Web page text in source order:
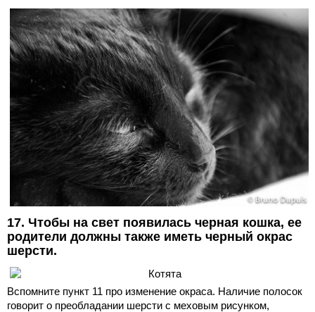
17. Чтобы на свет появилась черная кошка, ее
родители должны также иметь черный окрас
шерсти.
Вспомните пункт 11 про изменение окраса. Наличие полосок
говорит о преобладании шерсти с меховым рисунком,